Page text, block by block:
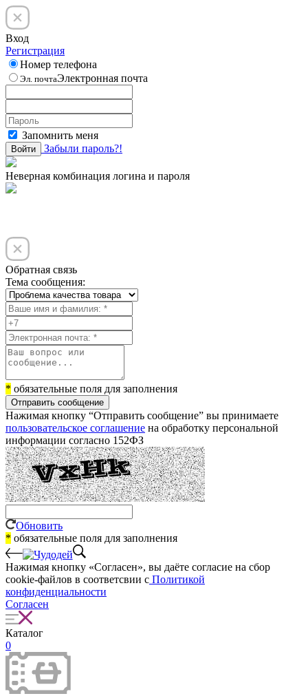
Вход
Регистрация
Номер телефона
Эл. почтаЭлектронная почта
Запомнить меня
Войти Забыли пароль?!
Неверная комбинация логина и пароля
Обратная связь
Тема сообщения:
* обязательные поля для заполнения
Отправить сообщение
Нажимая кнопку “Отправить сообщение” вы принимаете
пользовательское соглашение на обработку персональной
информации согласно 152ФЗ
Обновить
* обязательные поля для заполнения
Нажимая кнопку «Согласен», вы даёте cогласие на сбор
cookie-файлов в соответсвии с Политикой
конфиденциальности
Согласен
Каталог
0